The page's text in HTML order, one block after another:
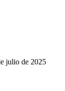
julio de 2025